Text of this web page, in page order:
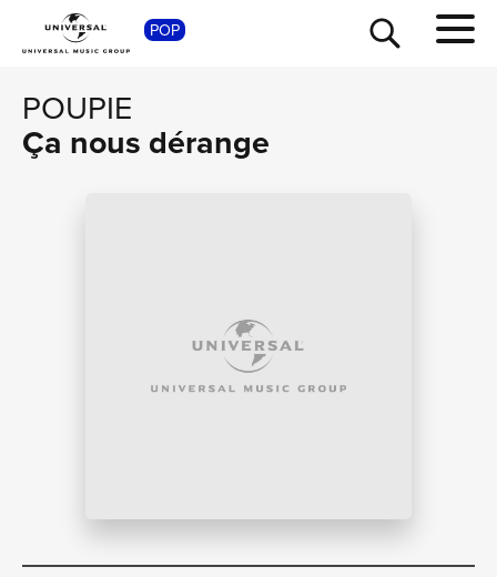
POP
POUPIE
Ça nous dérange
SHOP
TOUR
NEWS